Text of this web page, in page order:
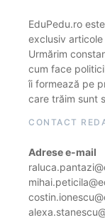
EduPedu.ro
exclusiv
Urmărim
cum face
îi formează pe
care trăim sunt
CONTACT
Adrese e-mail